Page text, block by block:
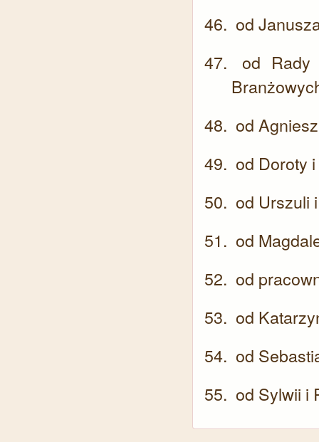
od
od Rady
od
od Doroty
od Urszuli
od
od
od
od
od Sylwii i